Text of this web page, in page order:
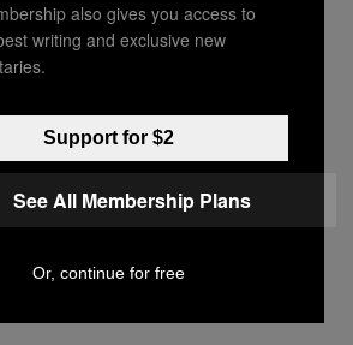
cum te raportezi la asta.
singurătatea de ziua ta,
antisocial te simți. Să-ți
oamenii în care ai încredere
te poate ajuta să faci
să te bucuri de ea.
also gives you access to
writing and exclusive new
Support for $2
See All Membership Plans
Or, continue for free